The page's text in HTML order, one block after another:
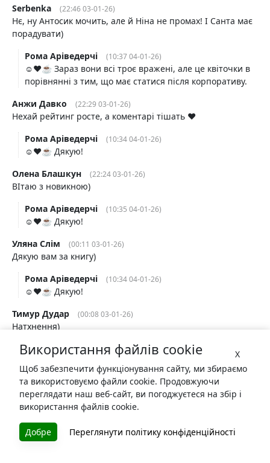
Serbenka
(22:46 03-01-26)
Нє, ну Антосик мочить, але й Ніна не промах! І Санта має
порадувати)
Рома Аріведерчі
(10:37 04-01-26)
☺️❤️☕️ Зараз вони всі троє вражені, але це квіточки в
порівнянні з тим, що має статися після корпоративу.
Анжи Давко
(22:29 03-01-26)
Нехай рейтинг росте, а коментарі тішать ❤️
Рома Аріведерчі
(10:34 04-01-26)
☺️❤️☕️ Дякую!
Олена Блашкун
(22:24 03-01-26)
ВІтаю з новикною)
Рома Аріведерчі
(10:35 04-01-26)
☺️❤️☕️ Дякую!
Уляна Слім
(00:11 03-01-26)
Дякую вам за книгу)
Рома Аріведерчі
(10:34 04-01-26)
☺️❤️☕️ Дякую!
Тимур Дудар
(00:08 03-01-26)
Натхнення)
Рома Аріведерчі
(10:33 04-01-26)
☺️❤️☕️ Дякую!
Стас Cете
(23:58 02-01-26)
Успіху книзі!
☺️❤️☕️ Дякую!
X
Використання файлів cookie
Щоб забезпечити функціонування сайту, ми збираємо
та використовуємо файли cookie. Продовжуючи
переглядати наш веб-сайт, ви погоджуєтеся на збір і
використання файлів cookie.
Добре Переглянути політику конфіденційності